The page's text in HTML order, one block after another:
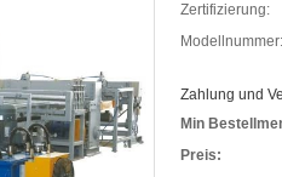
Zertifizierung:
Modellnummer:
Zahlung und
Min
Preis: